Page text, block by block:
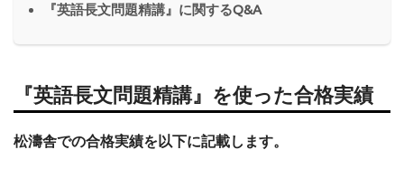
『英語長文問題精講』に関するQ&A
『英語長文問題精講』を使った合格実績
松濤舎での合格実績を以下に記載します。